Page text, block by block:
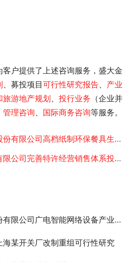
客户提供了上述咨询服务，盛大金
、募投项目可行性研究报告、 产业
旅游地产规划、 投行业务 （企业并
管理咨询、 国际商务咨询等服务。
公司高档纸制环保餐具生产项目可研-IPO
完善特许经营销售体系投资项目可研-定增
广电智能网络设备产业化升级项目可研-IPO
某开关厂改制重组可行性研究